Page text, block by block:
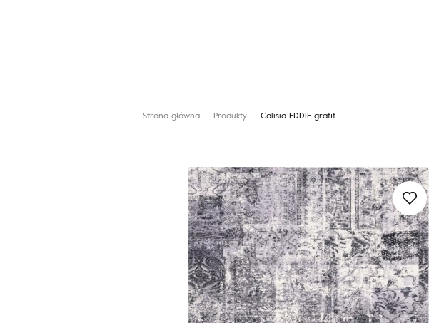
Strona główna Produkty Calisia EDDIE grafit
Wyszukaj produkt